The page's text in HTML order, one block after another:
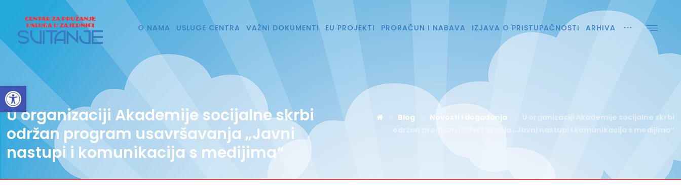
Open toolbar
O NAMA USLUGE CENTRA VAŽNI DOKUMENTI EU PROJEKTI PRORAČUN I NABAVA IZJAVA O PRISTUPAČNOSTI ARHIVA
U organizaciji Akademije socijalne skrbi
održan program usavršavanja „Javni
nastupi i komunikacija s medijima“
Blog Novosti i događanja
U organizaciji Akademije socijalne skrbi
održan program usavršavanja „Javni nastupi i komunikacija s medijima“